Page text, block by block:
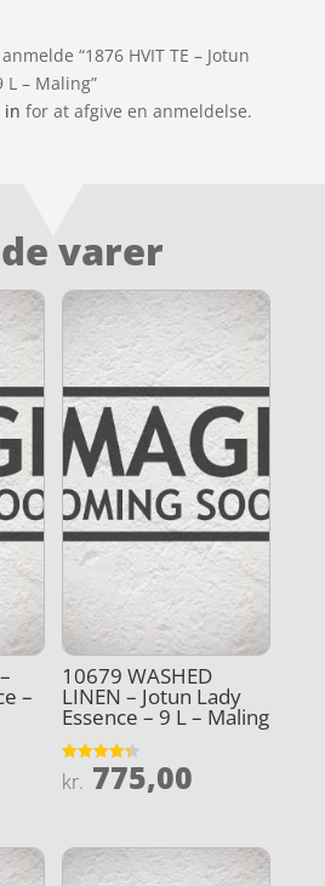
“1876 HVIT TE – Jotun
L – Maling”
in for at afgive en anmeldelse.
varer
–
10679 WASHED
LINEN – Jotun Lady
Essence – 9 L – Maling
Vurderet
4.3
kr. 775,00